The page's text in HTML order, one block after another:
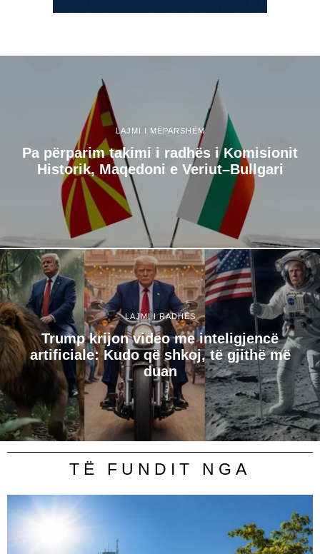
LAJMI I MËPARSHËM
Pa përparim takimi i radhës i Komisionit
Historik, Maqedoni e Veriut–Bullgari
LAJMI I RADHËS
Trump krijon video me inteligjencë
artificiale: Kudo që shkoj, të gjithë më
duan
TË FUNDIT NGA